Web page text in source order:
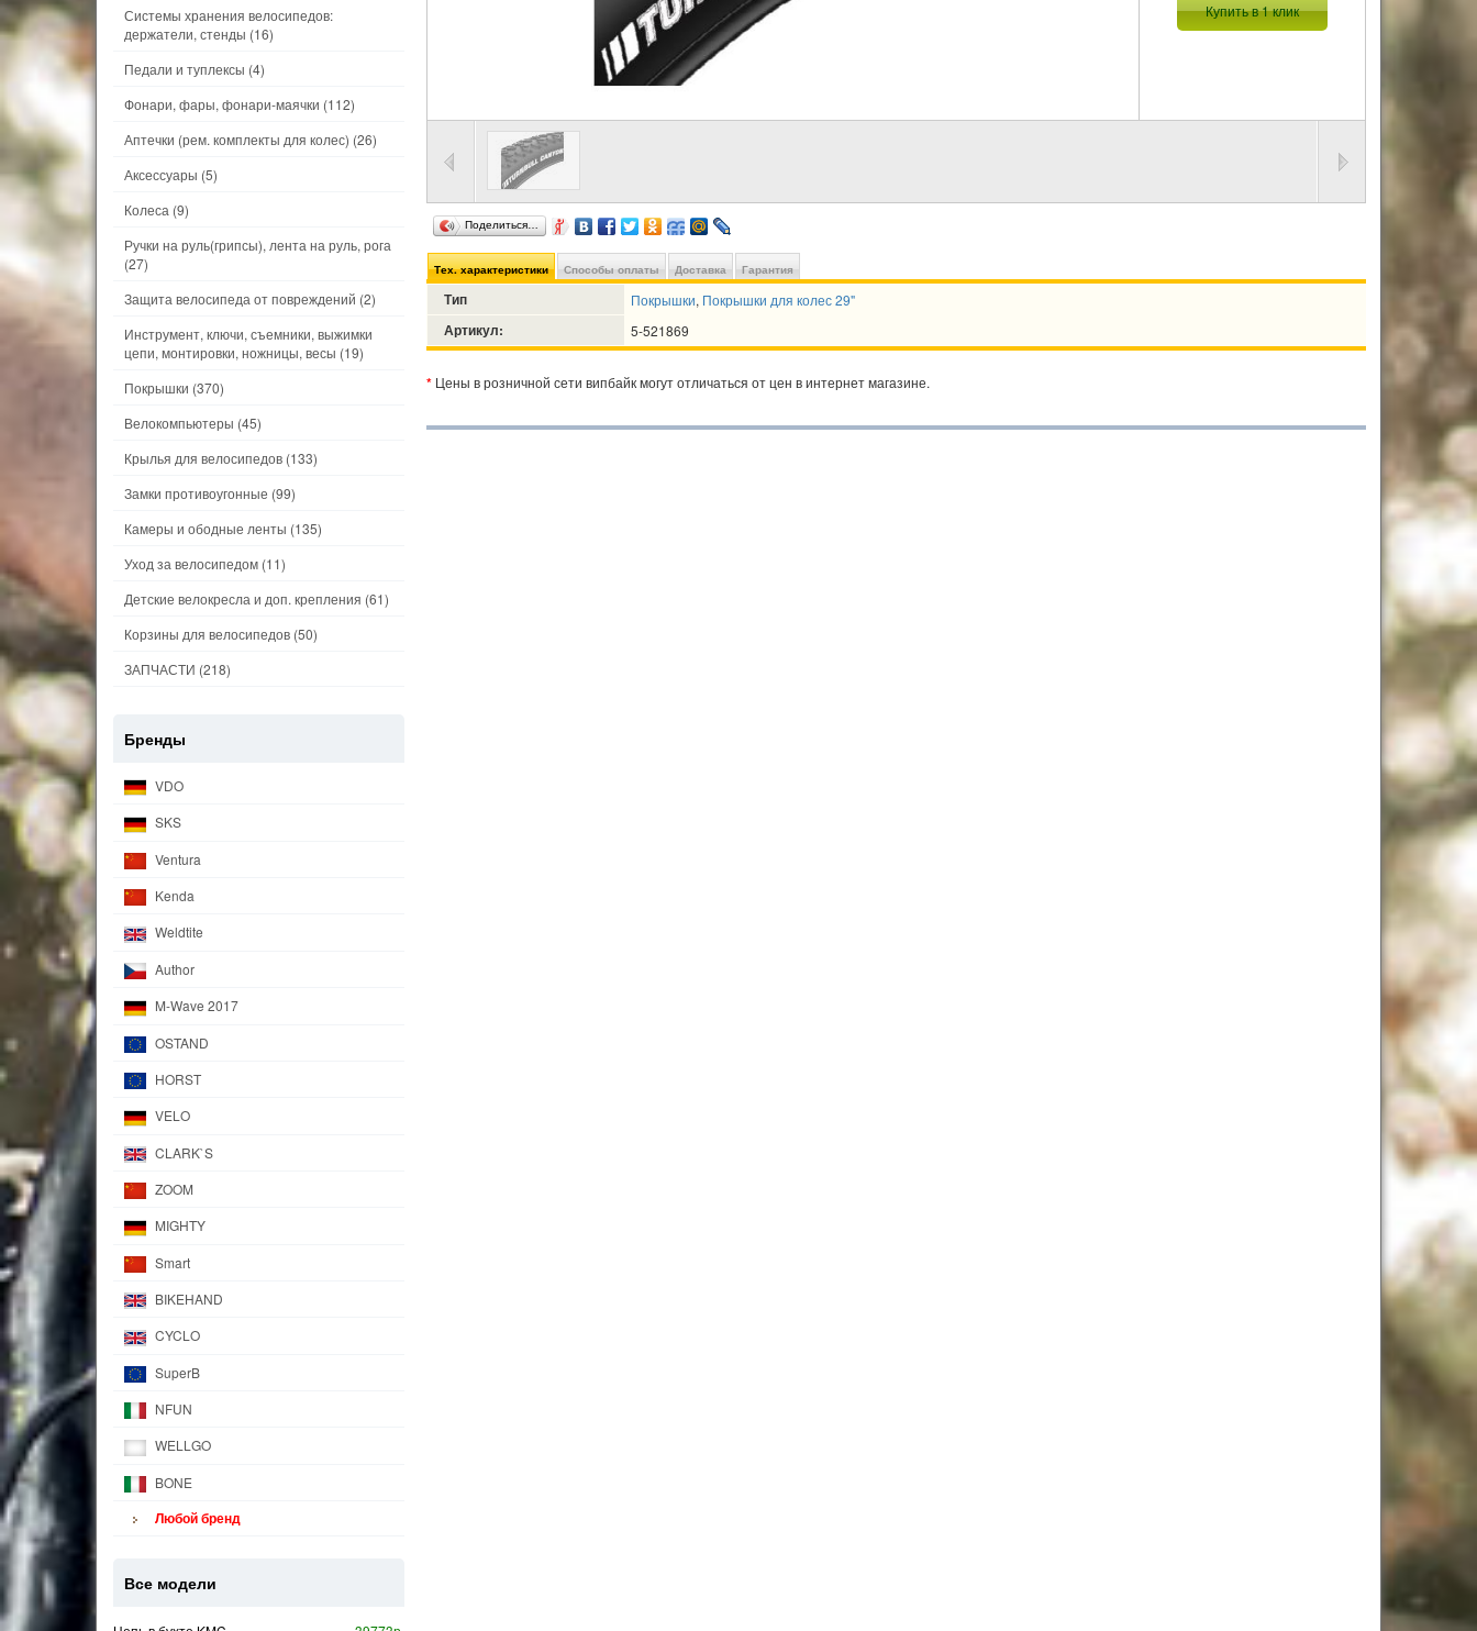
Купить в 1 клик
Поделиться…
Тех. характеристики Способы оплаты Доставка Гарантия
Тип Покрышки, Покрышки для колес 29"
Артикул: 5-521869
* Цены в розничной сети випбайк могут отличаться от цен в интернет магазине.
Системы хранения велосипедов:
держатели, стенды (16)
Педали и туплексы (4)
Фонари, фары, фонари-маячки (112)
Аптечки (рем. комплекты для колес) (26)
Аксессуары (5)
Колеса (9)
Ручки на руль(грипсы), лента на руль, рога
(27)
Защита велосипеда от повреждений (2)
Инструмент, ключи, съемники, выжимки
цепи, монтировки, ножницы, весы (19)
Покрышки (370)
Велокомпьютеры (45)
Крылья для велосипедов (133)
Замки противоугонные (99)
Камеры и ободные ленты (135)
Уход за велосипедом (11)
Детские велокресла и доп. крепления (61)
Корзины для велосипедов (50)
ЗАПЧАСТИ (218)
Бренды
VDO
SKS
Ventura
Kenda
Weldtite
Author
M-Wave 2017
OSTAND
HORST
VELO
CLARK`S
ZOOM
MIGHTY
Smart
BIKEHAND
CYCLO
SuperB
NFUN
WELLGO
BONE
Любой бренд
Все модели